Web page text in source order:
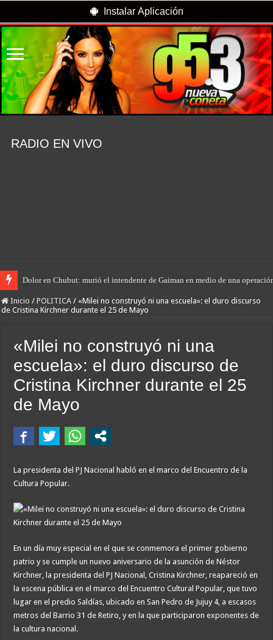
Instalar Aplicación
RADIO EN VIVO
Dolor en Chubut: murió el intendente de Gaiman en medio de una
Inicio / POLITICA / «Milei no construyó ni una escuela»: el duro discurso
de Cristina Kirchner durante el 25 de Mayo
«Milei no construyó ni una
escuela»: el duro discurso de
Cristina Kirchner durante el 25
de Mayo
La presidenta del PJ Nacional habló en el marco del Encuentro de la
Cultura Popular.
En un día muy especial en el que se conmemora el primer gobierno
patrio y se cumple un nuevo aniversario de la asunción de Néstor
Kirchner, la presidenta del PJ Nacional, Cristina Kirchner, reapareció en
la escena pública en el marco del Encuentro Cultural Popular, que tuvo
lugar en el predio Saldías, ubicado en San Pedro de Jujuy 4, a escasos
metros del Barrio 31 de Retiro, y en la que participaron exponentes de
la cultura nacional.